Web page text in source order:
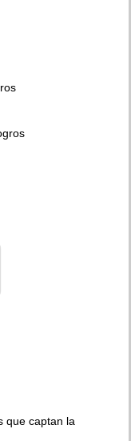
que captan la